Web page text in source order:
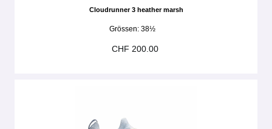
Cloudrunner 3 heather marsh
Grössen: 38½
CHF 200.00